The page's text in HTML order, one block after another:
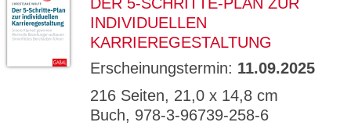
INDIVIDUELLEN
KARRIEREGESTALTUNG
Erscheinungstermin: 11.09.2025
216 Seiten, 21,0 x 14,8 cm
Buch, 978-3-96739-258-6